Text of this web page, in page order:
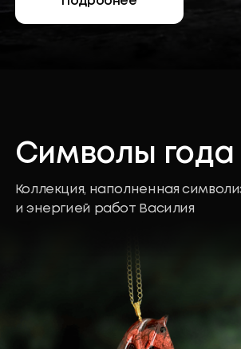
Ёлочная игрушка
«Подкова»